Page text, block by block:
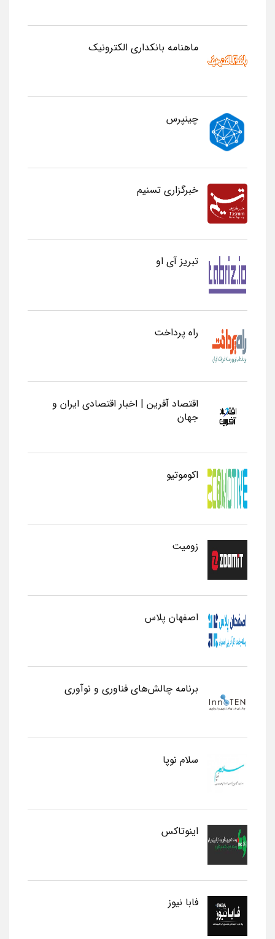
ماهنامه بانکداری الکترونیک
چینپرس
خبرگزاری تسنیم
تبریز آی او
راه پرداخت
اقتصاد آفرین | اخبار اقتصادی ایران و
جهان
اکوموتیو
زومیت
اصفهان پلاس
برنامه چالش‌های فناوری و نوآوری
سلام نوپا
اینوتاکس
فابا نیوز